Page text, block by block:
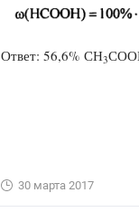
Ответ: 56,6% СН3
30 марта 2017